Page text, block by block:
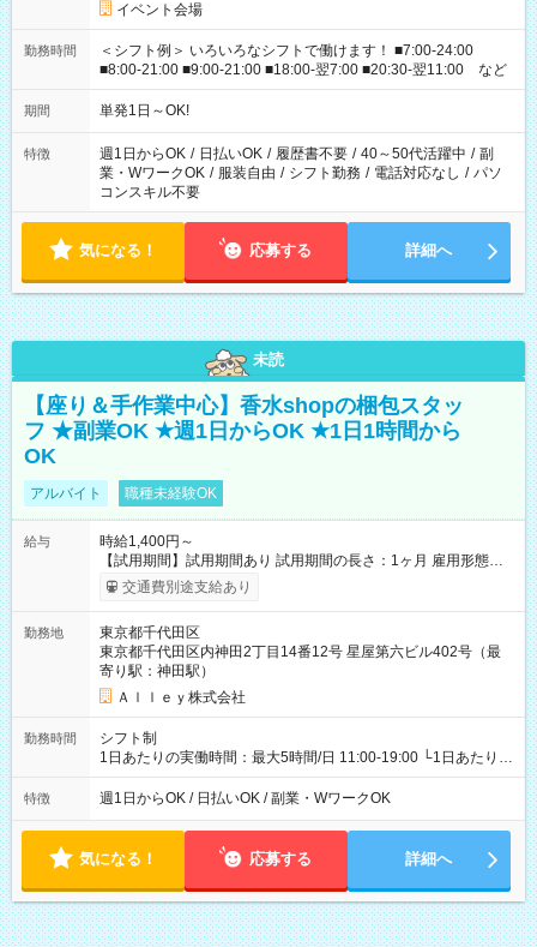
イベント会場
勤務時間
＜シフト例＞ いろいろなシフトで働けます！ ■7:00-24:00
■8:00-21:00 ■9:00-21:00 ■18:00-翌7:00 ■20:30-翌11:00 など
期間 単発1日～OK!
特徴 週1日からOK / 日払いOK / 履歴書不要 / 40～50代活躍中 / 副
業・WワークOK / 服装自由 / シフト勤務 / 電話対応なし / パソ
コンスキル不要
気になる！ 応募する 詳細へ
未読
【座り＆手作業中心】香水shopの梱包スタッ
フ ★副業OK ★週1日からOK ★1日1時間から
OK
アルバイト 職種未経験OK
給与
時給1,400円～
【試用期間】試用期間あり 試用期間の長さ：1ヶ月 雇用形態、
給与は本採用時と同じです。
交通費別途支給あり
勤務地
東京都千代田区
東京都千代田区内神田2丁目14番12号 星屋第六ビル402号（最
寄り駅：神田駅）
Ａｌｌｅｙ株式会社
勤務時間
シフト制
1日あたりの実働時間：最大5時間/日 11:00-19:00 └1日あたりの
実働時間：1-5時間 └上記の時間帯内であれば、いつでも勤務可
能！ └平日・土曜日の中で、お好きな曜日でご勤務いただけま
18:00 などのように、自由な働き方が可能なお仕事です！
特徴 週1日からOK / 日払いOK / 副業・WワークOK
気になる！ 応募する 詳細へ